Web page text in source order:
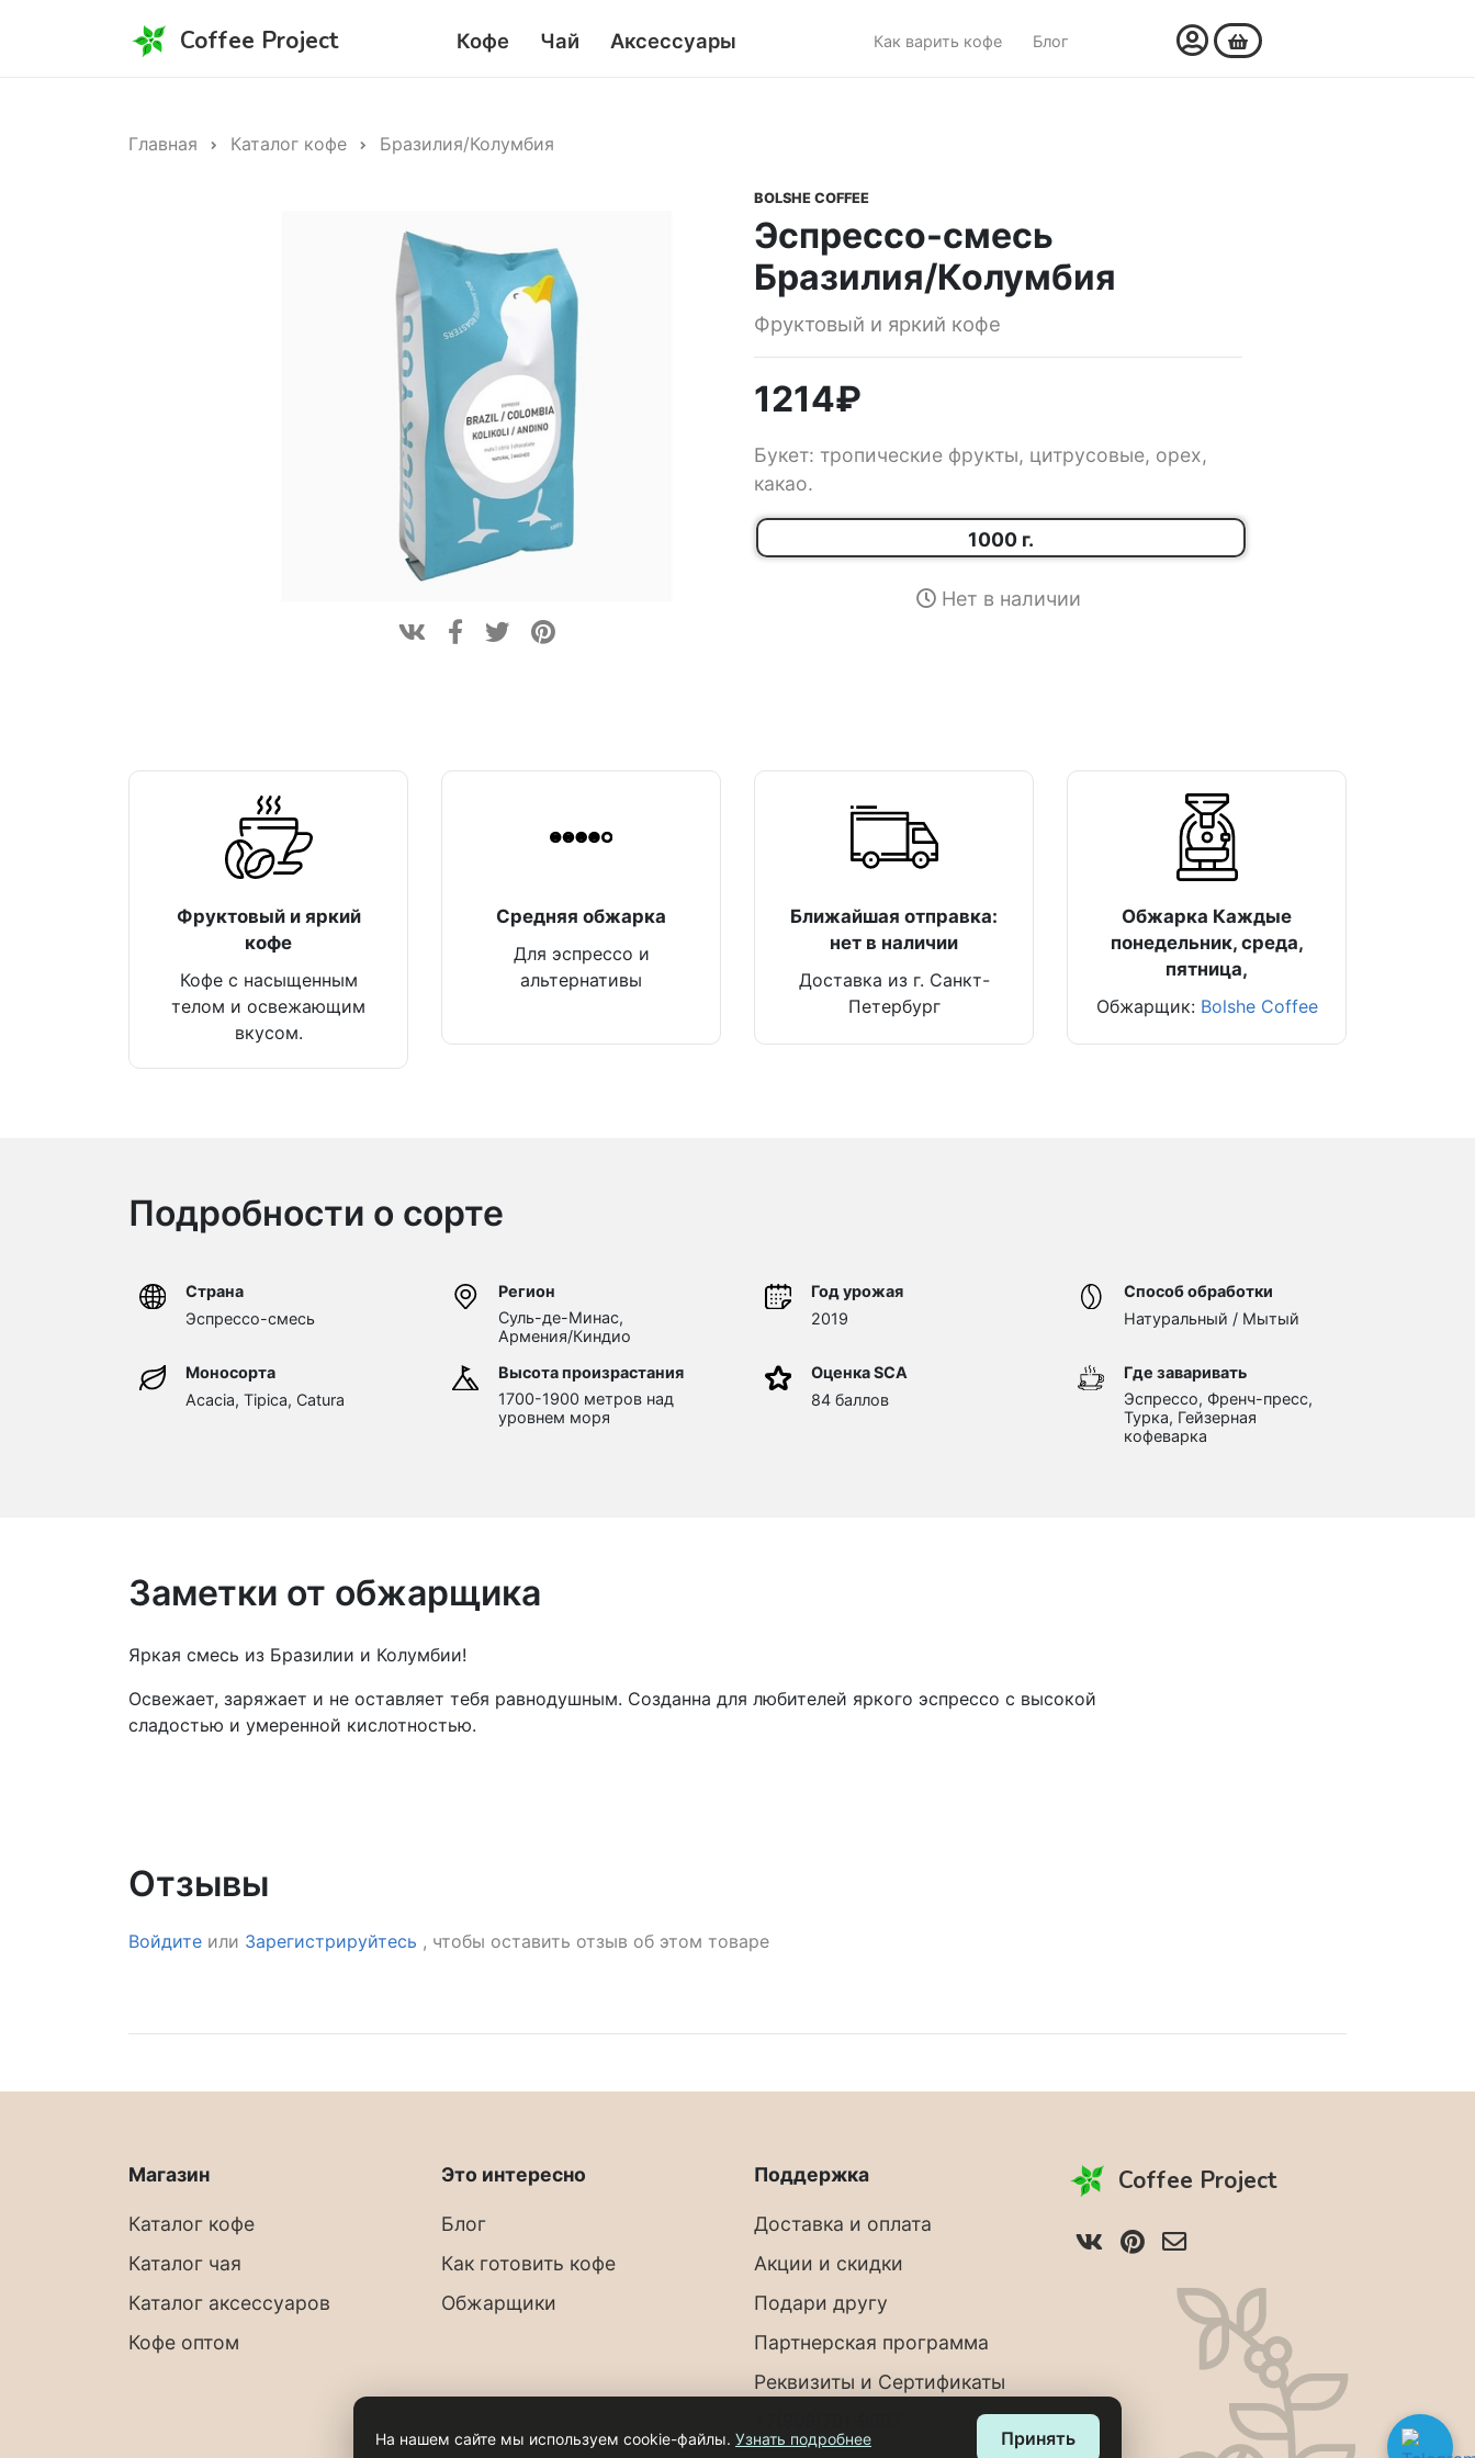
Coffee Project Кофе Чай Аксессуары Как варить кофе Блог
Главная Каталог кофе Бразилия/Колумбия
BOLSHE COFFEE
Эспрессо-смесь
Бразилия/Колумбия
Фруктовый и яркий кофе
1214₽
Букет: тропические фрукты, цитрусовые, орех,
какао.
1000 г.
Нет в наличии
Фруктовый и яркий
кофе
Кофе с насыщенным
телом и освежающим
вкусом.
Средняя обжарка
Для эспрессо и
альтернативы
Ближайшая отправка:
нет в наличии
Доставка из г. Санкт-
Петербург
Обжарка Каждые
понедельник, среда,
пятница,
Обжарщик: Bolshe Coffee
Подробности о сорте
Страна
Эспрессо-смесь
Регион
Суль-де-Минас,
Армения/Киндио
Год урожая
2019
Способ обработки
Натуральный / Мытый
Моносорта
Acacia, Tipica, Catura
Высота произрастания
1700-1900 метров над
уровнем моря
Оценка SCA
84 баллов
Где заваривать
Эспрессо, Френч-пресс,
Турка, Гейзерная
кофеварка
Заметки от обжарщика
Яркая смесь из Бразилии и Колумбии!
Освежает, заряжает и не оставляет тебя равнодушным. Созданна для любителей яркого эспрессо с высокой
сладостью и умеренной кислотностью.
Отзывы
Войдите или Зарегистрируйтесь , чтобы оставить отзыв об этом товаре
Магазин
Каталог кофе
Каталог чая
Каталог аксессуаров
Кофе оптом
Это интересно
Блог
Как готовить кофе
Обжарщики
Поддержка
Доставка и оплата
Акции и скидки
Подари другу
Партнерская программа
Реквизиты и Сертификаты
Coffee Project
На нашем сайте мы используем cookie-файлы. Узнать подробнее Принять